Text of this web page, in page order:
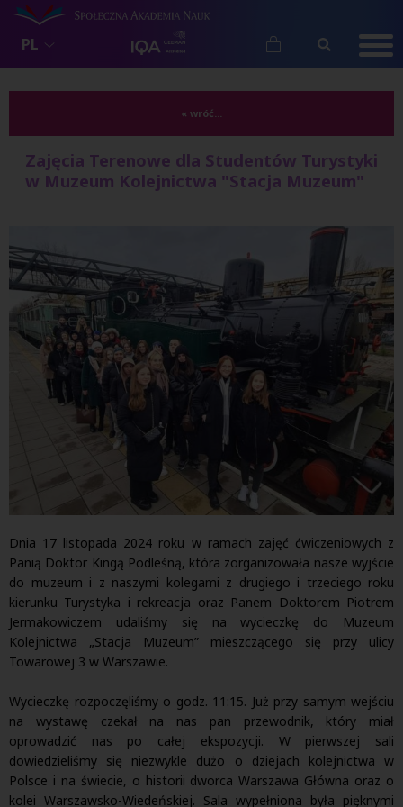
PL
« wróć...
Zajęcia Terenowe dla Studentów Turystyki
w Muzeum Kolejnictwa "Stacja Muzeum"
Dnia 17 listopada 2024 roku w ramach zajęć ćwiczeniowych z
Panią Doktor Kingą Podleśną, która zorganizowała nasze wyjście
do muzeum i z naszymi kolegami z drugiego i trzeciego roku
kierunku Turystyka i rekreacja oraz Panem Doktorem Piotrem
Jermakowiczem udaliśmy się na wycieczkę do Muzeum
Kolejnictwa „Stacja Muzeum” mieszczącego się przy ulicy
Towarowej 3 w Warszawie.
Wycieczkę rozpoczęliśmy o godz. 11:15. Już przy samym wejściu
na wystawę czekał na nas pan przewodnik, który miał
oprowadzić nas po całej ekspozycji. W pierwszej sali
dowiedzieliśmy się niezwykle dużo o dziejach kolejnictwa w
Polsce i na świecie, o historii dworca Warszawa Główna oraz o
kolei Warszawsko-Wiedeńskiej. Sala wypełniona była pięknymi